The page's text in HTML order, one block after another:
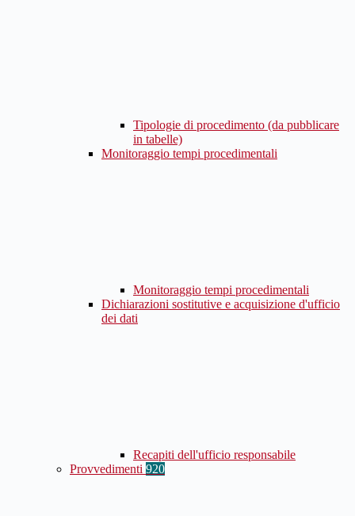
Tipologie di procedimento (da pubblicare
in tabelle)
Monitoraggio tempi procedimentali
Monitoraggio tempi procedimentali
Dichiarazioni sostitutive e acquisizione d'ufficio
dei dati
Recapiti dell'ufficio responsabile
Provvedimenti 920